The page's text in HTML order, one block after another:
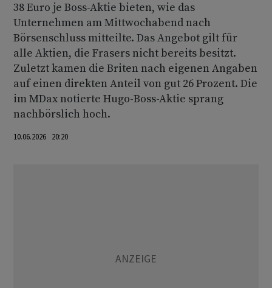
38 Euro je Boss-Aktie bieten, wie das
Unternehmen am Mittwochabend nach
Börsenschluss mitteilte. Das Angebot gilt für
alle Aktien, die Frasers nicht bereits besitzt.
Zuletzt kamen die Briten nach eigenen Angaben
auf einen direkten Anteil von gut 26 Prozent. Die
im MDax notierte Hugo-Boss-Aktie sprang
nachbörslich hoch.
10.06.2026 20:20